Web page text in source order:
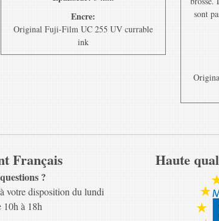
Encre:
Original Fuji-Film UC 255 UV currable
ink
sont
Français
?
votre disposition du lundi
10h à 18h
Haute